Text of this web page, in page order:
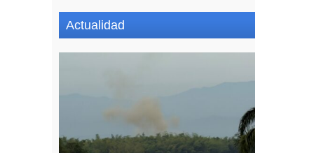
Actualidad